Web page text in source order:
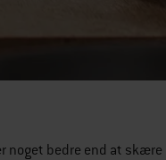
noget bedre end at